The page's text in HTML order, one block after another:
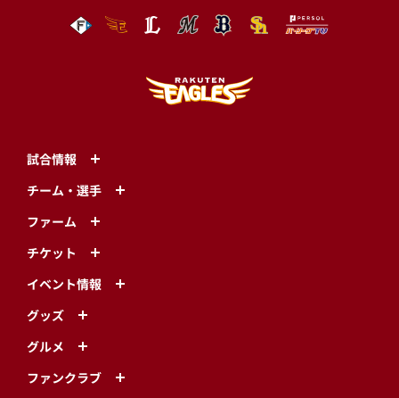
試合情報
チーム・選手
ファーム
チケット
イベント情報
グッズ
グルメ
ファンクラブ